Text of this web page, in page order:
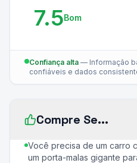
7.5Bom
Confiança alta — Informação
confiáveis e dados
Compre Se...
Você precisa de um carro
um porta-malas gigante